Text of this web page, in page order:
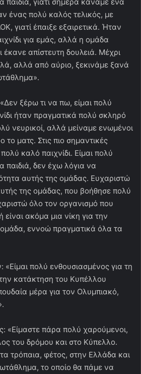
ένας πολύ καλός τελικός, με
γιατί έπαιξε εξαιρετικά. Ήταν
για εμάς, αλλά η ομάδα
απίστευτη δουλειά. Μέχρι
αλλά από αύριο, ξεκινάμε ξανά
ξέρω τι να πω, είμαι πολύ
ήταν πραγματικά πολύ σκληρό
νευρικοί, αλλά μείναμε ενωμένοι
το ματς. Στις πιο σημαντικές
καλό παιχνίδι. Είμαι πολύ
παιδιά, δεν έχω λόγια να
αυτής της ομάδας. Ευχαριστώ
της ομάδας, που βοήθησε πολύ
όλο τον οργανισμό που
ακόμα μια νίκη για την
εννοώ πραγματικά όλα τα
πολύ ενθουσιασμένος για τη
κατάκτηση του Κυπέλλου
μέρα για τον Ολυμπιακό,
«Είμαστε πάρα πολύ χαρούμενοι,
του δρόμου και στο Κύπελλο.
τρόπαια, φέτος, στην Ελλάδα και
το οποίο θα πάμε να